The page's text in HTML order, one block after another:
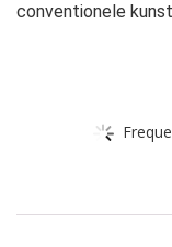
conventionele